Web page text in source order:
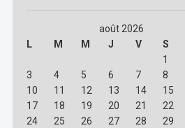
août 2026
L
M M J V S
1
3
4 5 6 7 8
10
11 12 13 14 15
17
18 19 20 21 22
24
25 26 27 28 29